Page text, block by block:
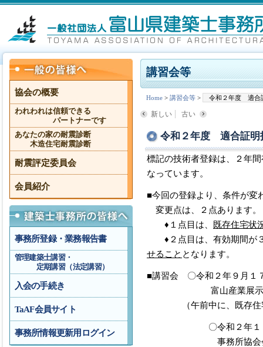
講習会等
Home > 講習会等 > 令和２年度 適合
新しい 古い
令和２年度 適合証明
標記の技術者登録は、２年
なっています。
■今回の登録より、条件が変
変更点は、２点あります。
♦１点目は、 既存住宅状
♦２点目は、有効期間が
せること となります。
■講習会 〇令和２年９月１
富山産業展示館（
（午前中に、既存住宅
〇令和２年１１月
事務所協会会
協会の概要
われわれは信頼できる
パートナーです
あなたの家の耐震診断
木造住宅耐震診断
耐震評定委員会
会員紹介
事務所登録・業務報告書
管理建築士講習・
定期講習（法定講習）
入会の手続き
TaAF会員サイト
事務所情報更新用ログイン